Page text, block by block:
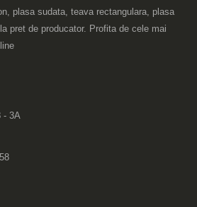
plasa sudata, teava rectangulara, plasa
pret de producator. Profita de cele mai
- 3A